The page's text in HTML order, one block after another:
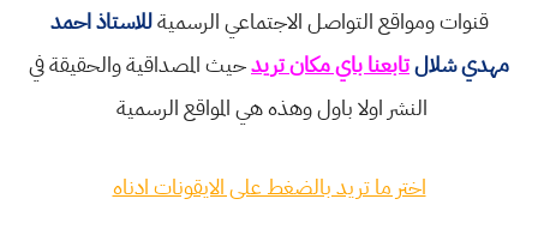
قنوات ومواقع التواصل الاجتماعي الرسميةللاستاذ احمد
مهدي شلالتابعنا باي مكان تريدحيث المصداقية والحقيقة في
النشر اولا باول وهذه هي المواقع الرسمية
اختر ما تريد بالضغط على الايقونات ادناه